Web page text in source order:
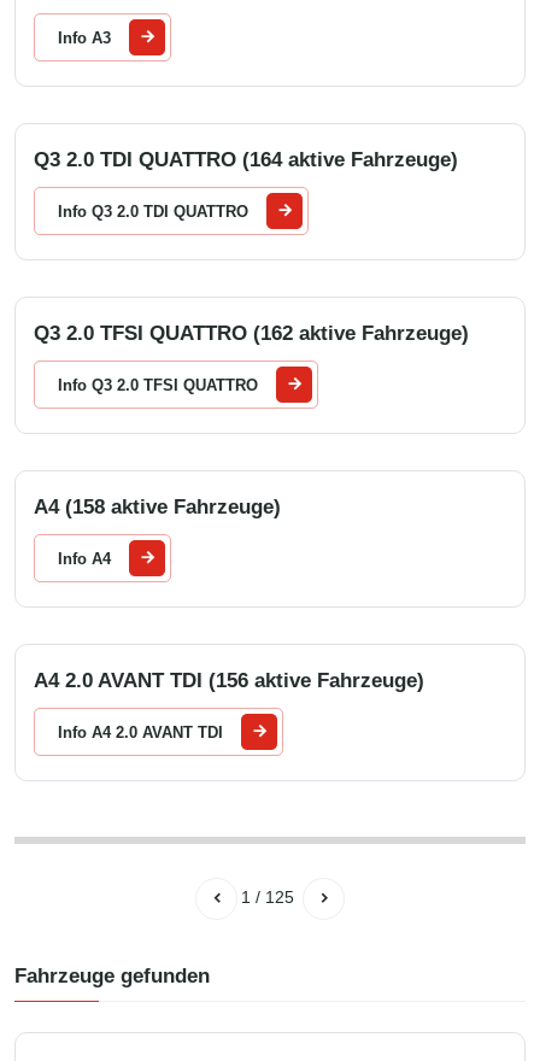
Info A3
Q3 2.0 TDI QUATTRO (164 aktive Fahrzeuge)
Info Q3 2.0 TDI QUATTRO
Q3 2.0 TFSI QUATTRO (162 aktive Fahrzeuge)
Info Q3 2.0 TFSI QUATTRO
A4 (158 aktive Fahrzeuge)
Info A4
A4 2.0 AVANT TDI (156 aktive Fahrzeuge)
Info A4 2.0 AVANT TDI
1 / 125
Fahrzeuge gefunden